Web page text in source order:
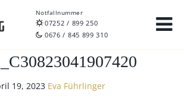
Notfallnummer
07252 / 899 250
0676 / 845 899 310
19, 2023 Eva Führlinger